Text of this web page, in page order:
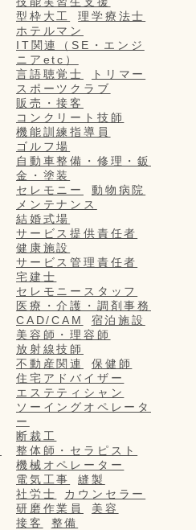
型枠大工
理学療法士
ホテルマン
IT関連（SE・エンジ
ニアetc）
言語聴覚士
トリマー
スポーツクラブ
販売・接客
コンクリート技師
機能訓練指導員
ゴルフ場
自動車整備・修理・鈑
金・塗装
セレモニー
動物病院
メンテナンス
結婚式場
サービス提供責任者
健康施設
サービス管理責任者
宅建士
セレモニースタッフ
医療・介護・調剤事務
CAD/CAM
宿泊施設
美容師・理容師
放射線技師
不動産関連
保健師
住宅アドバイザー
エステティシャン
ソーイングオペレータ
ー
断裁工
整体師・セラピスト
機械オペレーター
電気工事
縫製
社労士
カウンセラー
研磨作業員
美容
接客
整備